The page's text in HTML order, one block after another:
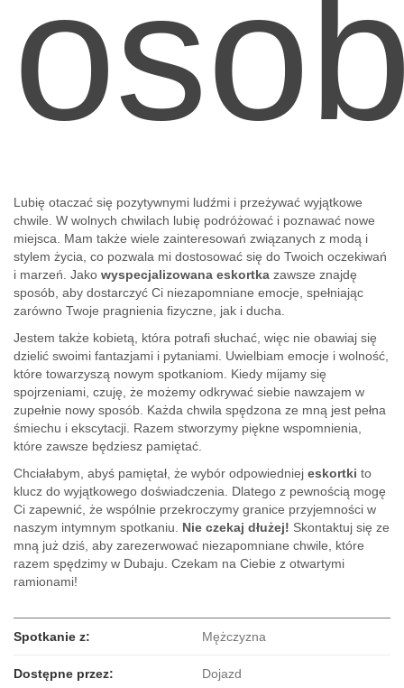
Lubię otaczać się pozytywnymi ludźmi i przeżywać wyjątkowe
chwile. W wolnych chwilach lubię podróżować i poznawać nowe
miejsca. Mam także wiele zainteresowań związanych z modą i
stylem życia, co pozwala mi dostosować się do Twoich oczekiwań
i marzeń. Jako wyspecjalizowana eskortka zawsze znajdę
sposób, aby dostarczyć Ci niezapomniane emocje, spełniając
zarówno Twoje pragnienia fizyczne, jak i ducha.
Jestem także kobietą, która potrafi słuchać, więc nie obawiaj się
dzielić swoimi fantazjami i pytaniami. Uwielbiam emocje i wolność,
które towarzyszą nowym spotkaniom. Kiedy mijamy się
spojrzeniami, czuję, że możemy odkrywać siebie nawzajem w
zupełnie nowy sposób. Każda chwila spędzona ze mną jest pełna
śmiechu i ekscytacji. Razem stworzymy piękne wspomnienia,
które zawsze będziesz pamiętać.
Chciałabym, abyś pamiętał, że wybór odpowiedniej eskortki to
klucz do wyjątkowego doświadczenia. Dlatego z pewnością mogę
Ci zapewnić, że wspólnie przekroczymy granice przyjemności w
naszym intymnym spotkaniu. Nie czekaj dłużej! Skontaktuj się ze
mną już dziś, aby zarezerwować niezapomniane chwile, które
razem spędzimy w Dubaju. Czekam na Ciebie z otwartymi
ramionami!
Spotkanie z: Mężczyzna
Dostępne przez: Dojazd